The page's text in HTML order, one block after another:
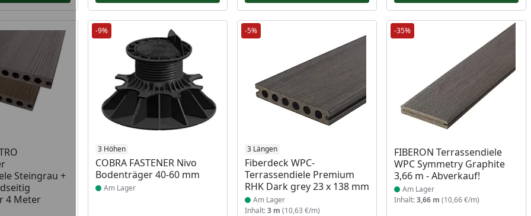
Steingrau +
4 Meter
-9%
3 Höhen
COBRA FASTENER Nivo
Bodenträger 40-60 mm
Produkt am Lager
Am Lager
-5%
3 Längen
Fiberdeck WPC-
Terrassendiele Premium
RHK Dark grey 23 x 138 mm
Produkt am Lager
Am Lager
Inhalt:3 m (10,63 €/m)
-35%
FIBERON Terrassendiele
WPC Symmetry Graphite
3,66 m - Abverkauf!
Produkt am Lager
Am Lager
Inhalt:3,66 m (10,66 €/m)